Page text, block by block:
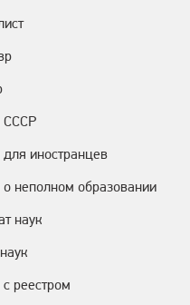
СССР
иностранцев
неполном образовании
наук
реестром